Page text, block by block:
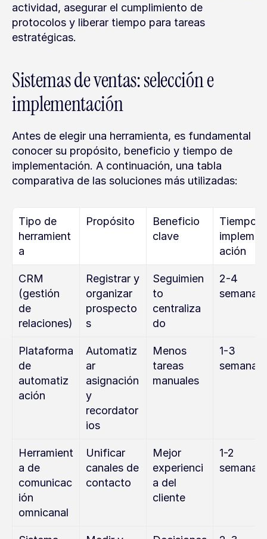
actividad, asegurar el cumplimiento de
protocolos y liberar tiempo para tareas
estratégicas.
Sistemas de ventas: selección e
implementación
Antes de elegir una herramienta, es fundamental
conocer su propósito, beneficio y tiempo de
implementación. A continuación, una tabla
comparativa de las soluciones más utilizadas:
Tipo de
herramient
a
Propósito
Beneficio
clave
Tiempo
ación
CRM
(gestión
de
relaciones)
Registrar y
organizar
prospecto
s
Seguimien
to
centraliza
do
2-4
semanas
Plataforma
de
automatiz
ación
Automatiz
ar
asignación
y
recordator
ios
Menos
tareas
manuales
1-3
semanas
Herramient
a de
comunicac
ión
omnicanal
Unificar
canales de
contacto
Mejor
experienci
a del
cliente
1-2
semanas